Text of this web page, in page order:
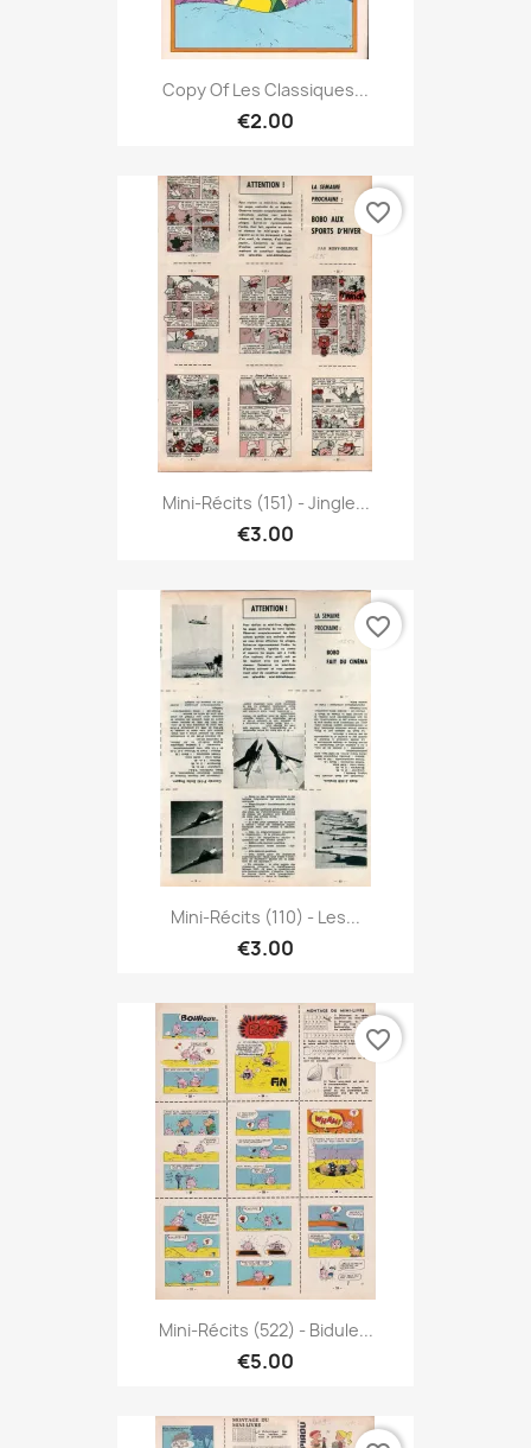
Copy Of Les Classiques...
€2.00
Mini-Récits (151) - Jingle...
€3.00
favorite_border
Mini-Récits (110) - Les...
€3.00
favorite_border
Mini-Récits (522) - Bidule...
€5.00
favorite_border